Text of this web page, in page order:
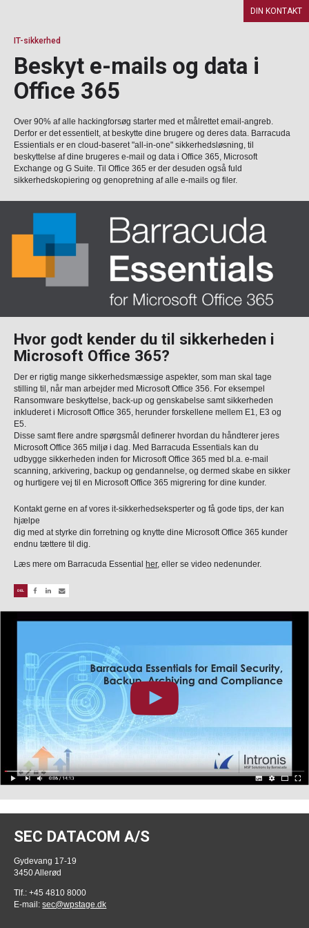
IT-sikkerhed
Beskyt e-mails og data i
Office 365
Over 90% af alle hackingforsøg starter med et målrettet email-angreb.
Derfor er det essentielt, at beskytte dine brugere og deres data. Barracuda
Essientials er en cloud-baseret "all-in-one" sikkerhedsløsning, til
beskyttelse af dine brugeres e-mail og data i Office 365, Microsoft
Exchange og G Suite. Til Office 365 er der desuden også fuld
sikkerhedskopiering og genopretning af alle e-mails og filer.
DIN KONTAKT
Hvor godt kender du til sikkerheden i
Microsoft Office 365?
Der er rigtig mange sikkerhedsmæssige aspekter, som man skal tage
stilling til, når man arbejder med Microsoft Office 356. For eksempel
Ransomware beskyttelse, back-up og genskabelse samt sikkerheden
inkluderet i Microsoft Office 365, herunder forskellene mellem E1, E3 og
E5.
Disse samt flere andre spørgsmål definerer hvordan du håndterer jeres
Microsoft Office 365 miljø i dag. Med Barracuda Essentials kan du
udbygge sikkerheden inden for Microsoft Office 365 med bl.a. e-mail
scanning, arkivering, backup og gendannelse, og dermed skabe en sikker
og hurtigere vej til en Microsoft Office 365 migrering for dine kunder.
Kontakt gerne en af vores it-sikkerhedseksperter og få gode tips, der kan
hjælpe
dig med at styrke din forretning og knytte dine Microsoft Office 365 kunder
endnu tættere til dig.
Læs mere om Barracuda Essentialher, eller se video nedenunder.
DEL
SEC DATACOM A/S
Gydevang 17-19
3450 Allerød
Tlf.: +45 4810 8000
E-mail:sec@wpstage.dk